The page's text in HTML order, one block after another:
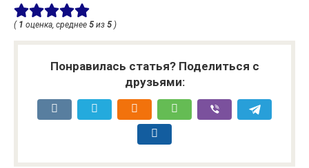
( 1 оценка, среднее 5 из 5 )
Понравилась статья? Поделиться с
друзьями: